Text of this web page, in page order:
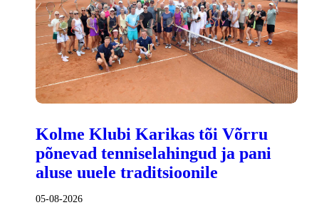
Kolme Klubi Karikas tõi Võrru
põnevad tenniselahingud ja pani
aluse uuele traditsioonile
05-08-2026